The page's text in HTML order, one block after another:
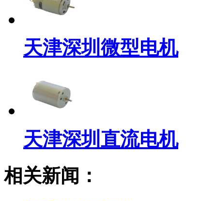
天津深圳微型电机
天津深圳直流电机
相关新闻：